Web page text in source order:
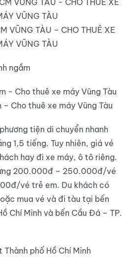
VŨNG TÀU – CHO THUÊ XE
VŨNG TÀU
ngầm
– Cho thuê xe máy Vũng Tàu
tiện di chuyển nhanh
1,5 tiếng. Tuy nhiên, giá vé
hay đi xe máy, ô tô riêng.
200.000đ – 250.000đ/vé
vé trẻ em. Du khách có
mua vé và đi tàu tại bến
Chí Minh và bến Cầu Đá – TP.
Thành phố Hồ Chí Minh